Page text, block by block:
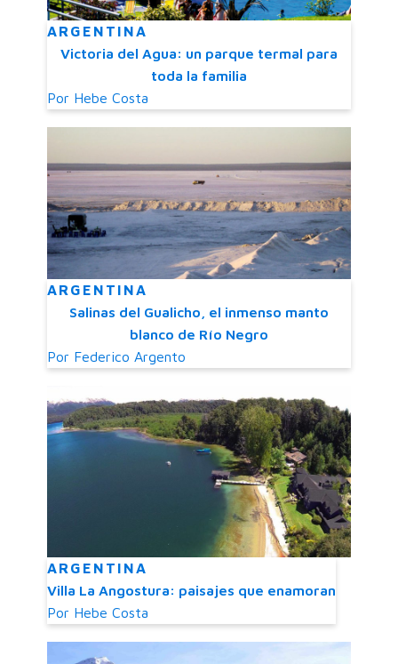
ARGENTINA
Victoria del Agua: un parque termal para
toda la familia
Por Hebe Costa
ARGENTINA
Salinas del Gualicho, el inmenso manto
blanco de Río Negro
Por Federico Argento
ARGENTINA
Villa La Angostura: paisajes que enamoran
Por Hebe Costa